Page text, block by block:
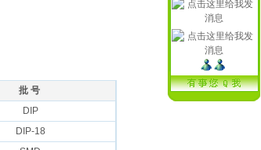
批 号
DIP
DIP-18